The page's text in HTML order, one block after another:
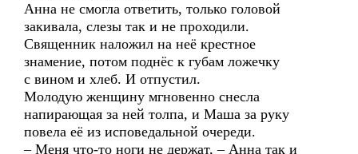
Анна не смогла ответить, только головой
закивала, слезы так и не проходили.
Священник наложил на неё крестное
знамение, потом поднёс к губам ложечку
с вином и хлеб. И отпустил.
Молодую женщину мгновенно снесла
напирающая за ней толпа, и Маша за руку
повела её из исповедальной очереди.
– Меня что-то ноги не держат, – Анна так и